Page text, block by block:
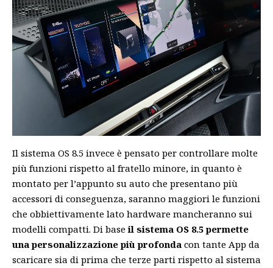
Il sistema OS 8.5 invece è pensato per controllare molte
più funzioni rispetto al fratello minore, in quanto è
montato per l’appunto su auto che presentano più
accessori di conseguenza, saranno maggiori le funzioni
che obbiettivamente lato hardware mancheranno sui
modelli compatti. Di baseil sistema OS 8.5 permette
una personalizzazione più profonda con tante App da
scaricare sia di prima che terze parti rispetto al sistema